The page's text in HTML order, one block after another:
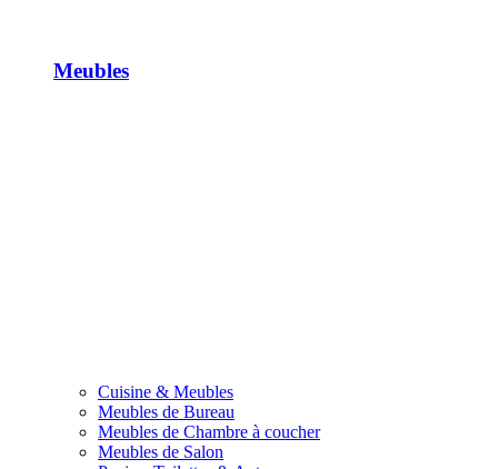
Meubles
Cuisine & Meubles
Meubles de Bureau
Meubles de Chambre à coucher
Meubles de Salon